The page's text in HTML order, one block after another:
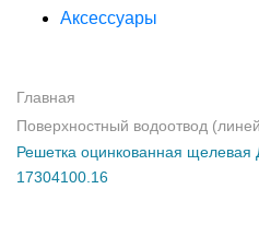
Аксессуары
Главная
Поверхностный водоотвод
Решетка оцинкованная щелевая
17304100.16